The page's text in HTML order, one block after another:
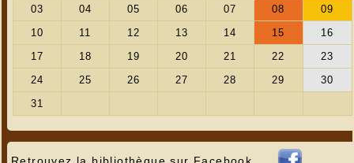
Retrouvez la bibliothèque sur Facebook